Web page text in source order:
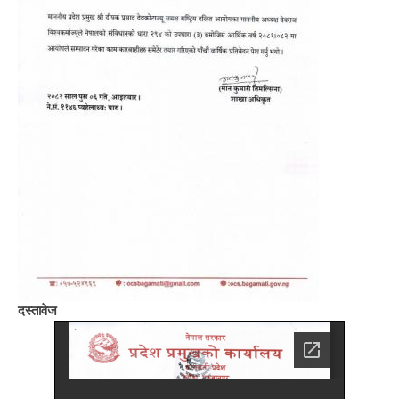
दस्तावेज